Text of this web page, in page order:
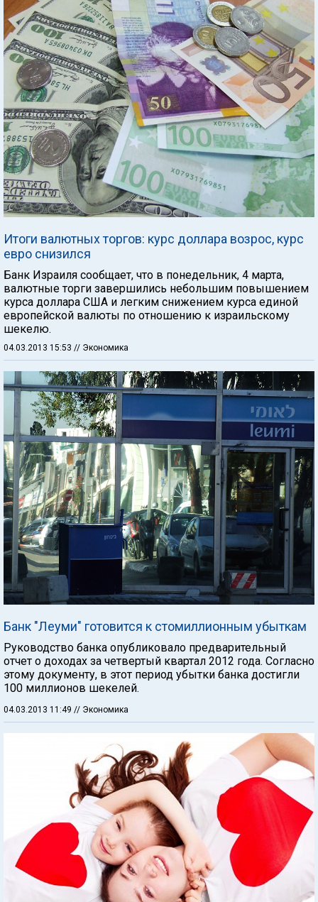
Итоги валютных торгов: курс доллара возрос, курс
евро снизился
Банк Израиля сообщает, что в понедельник, 4 марта,
валютные торги завершились небольшим повышением
курса доллара США и легким снижением курса единой
европейской валюты по отношению к израильскому
шекелю.
04.03.2013 15:53 // Экономика
Банк "Леуми" готовится к стомиллионным убыткам
Руководство банка опубликовало предварительный
отчет о доходах за четвертый квартал 2012 года. Согласно
этому документу, в этот период убытки банка достигли
100 миллионов шекелей.
04.03.2013 11:49 // Экономика